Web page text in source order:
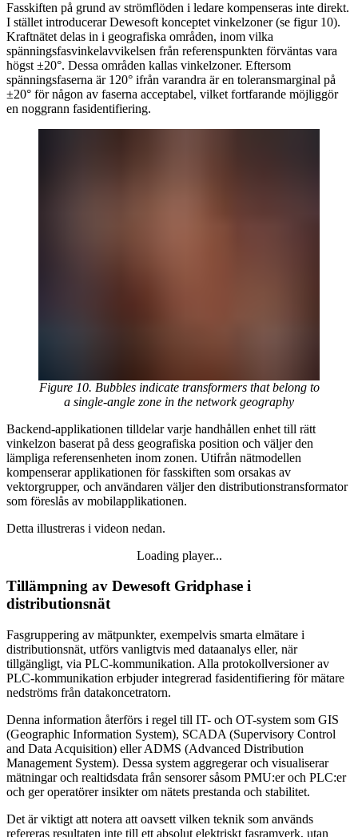
Fasskiften på grund av strömflöden i ledare kompenseras inte direkt.
I stället introducerar Dewesoft konceptet vinkelzoner (se figur 10).
Kraftnätet delas in i geografiska områden, inom vilka
spänningsfasvinkelavvikelsen från referenspunkten förväntas vara
högst ±20°. Dessa områden kallas vinkelzoner. Eftersom
spänningsfaserna är 120° ifrån varandra är en toleransmarginal på
±20° för någon av faserna acceptabel, vilket fortfarande möjliggör
en noggrann fasidentifiering.
Figure 10. Bubbles indicate transformers that belong to
a single-angle zone in the network geography
Backend-applikationen tilldelar varje handhållen enhet till rätt
vinkelzon baserat på dess geografiska position och väljer den
lämpliga referensenheten inom zonen. Utifrån nätmodellen
kompenserar applikationen för fasskiften som orsakas av
vektorgrupper, och användaren väljer den distributionstransformator
som föreslås av mobilapplikationen.
Detta illustreras i videon nedan.
Loading player...
Tillämpning av Dewesoft Gridphase i
distributionsnät
Fasgruppering av mätpunkter, exempelvis smarta elmätare i
distributionsnät, utförs vanligtvis med dataanalys eller, när
tillgängligt, via PLC-kommunikation. Alla protokollversioner av
PLC-kommunikation erbjuder integrerad fasidentifiering för mätare
nedströms från datakoncetratorn.
Denna information återförs i regel till IT- och OT-system som GIS
(Geographic Information System), SCADA (Supervisory Control
and Data Acquisition) eller ADMS (Advanced Distribution
Management System). Dessa system aggregerar och visualiserar
mätningar och realtidsdata från sensorer såsom PMU:er och PLC:er
och ger operatörer insikter om nätets prestanda och stabilitet.
Det är viktigt att notera att oavsett vilken teknik som används
refereras resultaten inte till ett absolut elektriskt fasramverk, utan